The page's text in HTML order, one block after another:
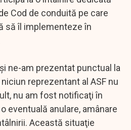
Cod de conduită pe care
să îl implementeze în
ne-am prezentat punctual la
reprezentant al ASF nu
nu am fost notificaţi în
eventuală anulare, amânare
Această situaţie